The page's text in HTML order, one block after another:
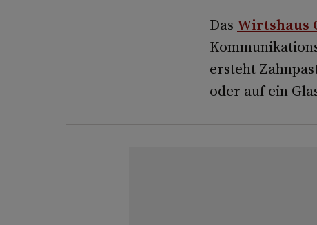
Das Wirtshaus
ersteht
oder auf ein